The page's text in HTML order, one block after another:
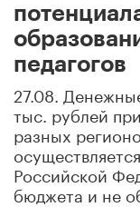
педагогов
27.08.
тыс. рублей
разных
Российской
бюджета и не